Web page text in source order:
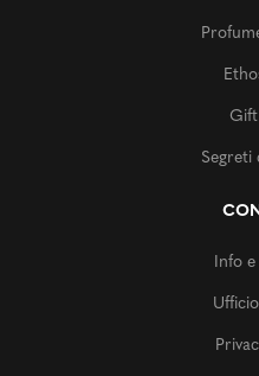
Segreti
Info